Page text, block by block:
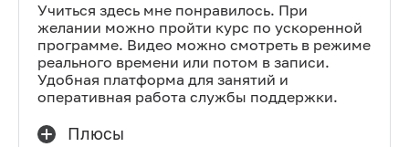
Учиться здесь мне понравилось. При
желании можно пройти курс по ускоренной
программе. Видео можно смотреть в режиме
реального времени или потом в записи.
Удобная платформа для занятий и
оперативная работа службы поддержки.
Плюсы